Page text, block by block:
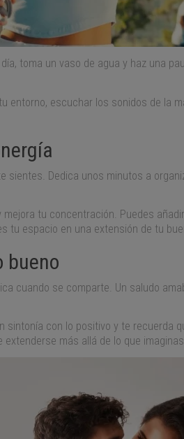
toma un vaso de agua y haz una
entorno, escuchar los sonidos de la
sientes. Dedica unos minutos a
tu concentración. Puedes
tu espacio en una extensión de tu
bueno
cuando se comparte. Un saludo
sintonía con lo positivo y te recuerda
más allá de lo que imaginas.